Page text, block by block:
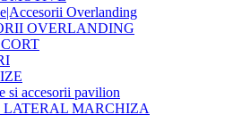
Overlanding
OVERLANDING
si accesorii pavilion
LATERAL MARCHIZA